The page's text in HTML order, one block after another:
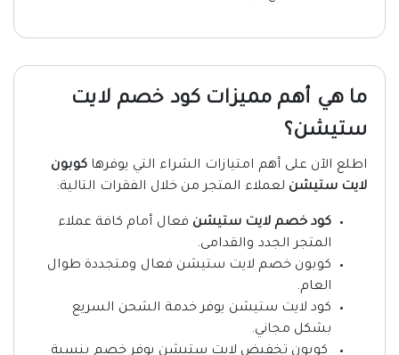
ما هي أهم مميزات كود خصم لايت
ستيشن؟
اطلع الآن على أهم امتيازات الشراء التي يوفرها كوبون
لايت ستيشن لعملاء المتجر من خلال الفقرات التالية:
كود خصم لايت ستيشن فعال أمام كافة عملاء
المتجر الجدد والقدامى.
كوبون خصم لايت ستيشن فعال ومتجددة طوال
العام.
كود لايت ستيشن يوفر خدمة الشحن السريع
بشكل مجاني.
كوبون تخفيض لايت ستيشن يوفر خصم بنسبة